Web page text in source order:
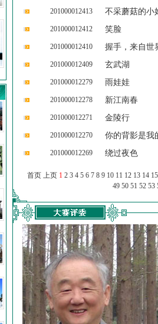
201000012413 不采蘑菇的小
201000012412 笑脸
201000012410 握手，来自世
201000012409 玄武湖
201000012279 雨娃娃
201000012278 新江南春
201000012271 金陵行
201000012270 你的背影是我
201000012269 绕过夜色
首页 上页 1 2 3 4 5 6 7 8 9 10 11 12 13 14 15
49 50 51 52 53